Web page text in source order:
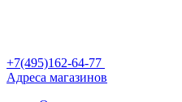
+7(495)162-64-77
Адреса магазинов